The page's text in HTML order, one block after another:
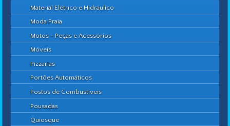
Material Elétrico e Hidráulico
Moda Praia
Motos - Peças e Acessórios
Móveis
Pizzarias
Portões Automáticos
Postos de Combustíveis
Pousadas
Quiosque